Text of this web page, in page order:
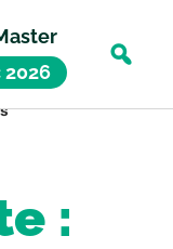
2026
: